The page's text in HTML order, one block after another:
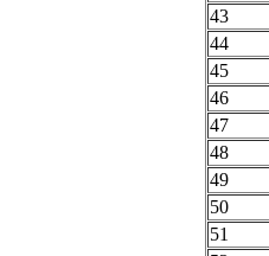
43
44
45
46
47
48
49
50
51